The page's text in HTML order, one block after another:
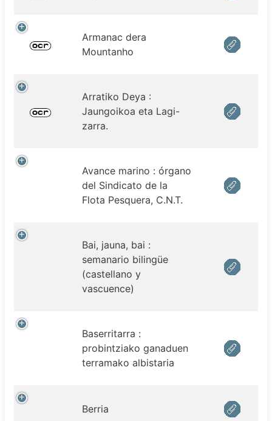
Armanac dera
Mountanho
Arratiko Deya :
Jaungoikoa eta Lagi-
zarra.
Avance marino : órgano
del Sindicato de la
Flota Pesquera, C.N.T.
Bai, jauna, bai :
semanario bilingüe
(castellano y
vascuence)
Baserritarra :
probintziako ganaduen
terramako albistaria
Berria